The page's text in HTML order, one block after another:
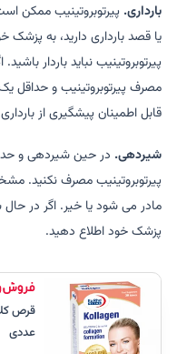
بارداری. پیرتوبروتینیب ممکن
یا قصد بارداری دارید، به
پیرتوبروتینیب نباید باردار
مصرف پیرتوبروتینیب و حداقل
قابل اطمینان پیشگیری از
شیردهی. در حین شیردهی و
پیرتوبروتینیب مصرف نکنید.
مادر می شود یا خیر. اگر در
پزشک خود اطلاع دهید.
عددی